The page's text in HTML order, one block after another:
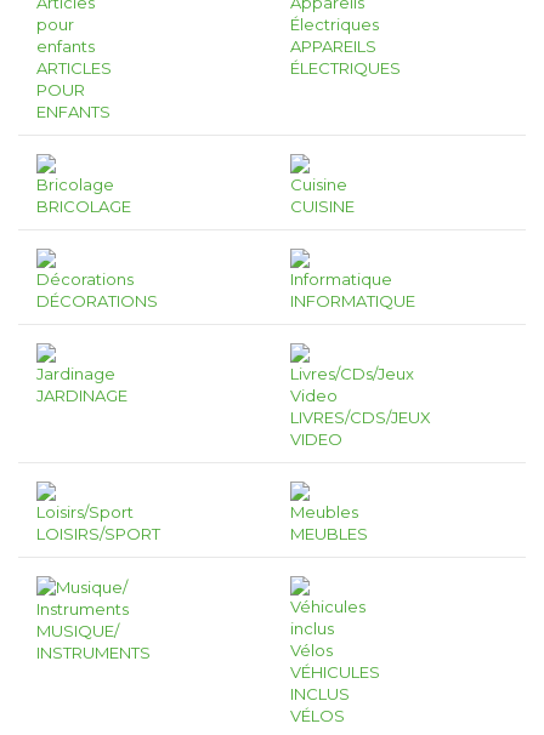
ARTICLES
POUR
ENFANTS
APPAREILS
ÉLECTRIQUES
BRICOLAGE CUISINE
DÉCORATIONS INFORMATIQUE
JARDINAGE
LIVRES/CDS/JEUX
VIDEO
LOISIRS/SPORT MEUBLES
MUSIQUE/
INSTRUMENTS
VÉHICULES
INCLUS
VÉLOS